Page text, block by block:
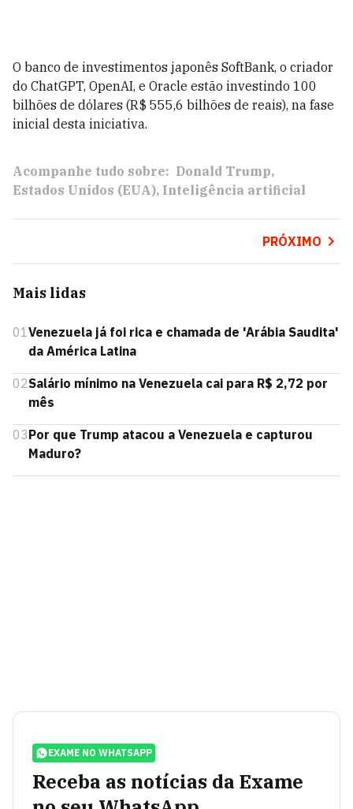
O banco de investimentos japonês SoftBank, o criador
do ChatGPT, OpenAI, e Oracle estão investindo 100
bilhões de dólares (R$ 555,6 bilhões de reais), na fase
inicial desta iniciativa.
Acompanhe tudo sobre: Donald Trump
Estados Unidos (EUA) Inteligência artificial
PRÓXIMO
Mais lidas
01Venezuela já foi rica e chamada de 'Arábia Saudita'
da América Latina
02Salário mínimo na Venezuela cai para R$ 2,72 por
mês
03Por que Trump atacou a Venezuela e capturou
Maduro?
EXAME NO WHATSAPP
Receba as notícias da Exame